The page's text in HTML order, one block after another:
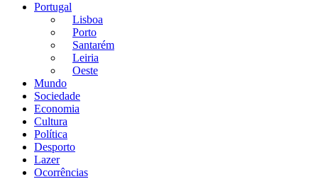
Portugal
Lisboa
Porto
Santarém
Leiria
Oeste
Mundo
Sociedade
Economia
Cultura
Política
Desporto
Lazer
Ocorrências